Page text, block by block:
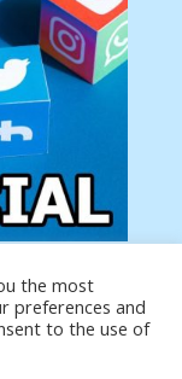
link de tu
the most
preferences and
to the use of